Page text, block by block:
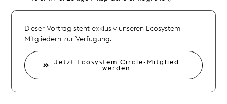
Dieser Vortrag steht exklusiv unseren Ecosystem-
Mitgliedern zur Verfügung.
Jetzt Ecosystem Circle-Mitglied
werden